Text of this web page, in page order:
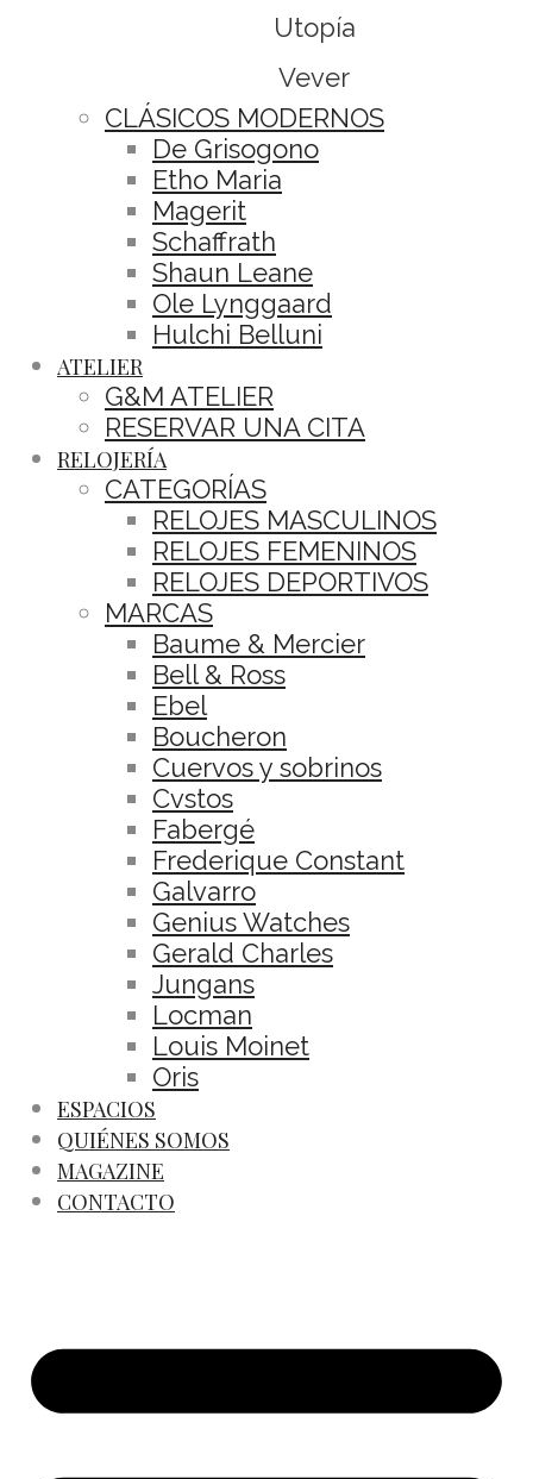
Utopía
Vever
CLÁSICOS MODERNOS
De Grisogono
Etho Maria
Magerit
Schaffrath
Shaun Leane
Ole Lynggaard
Hulchi Belluni
ATELIER
G&M ATELIER
RESERVAR UNA CITA
RELOJERÍA
CATEGORÍAS
RELOJES MASCULINOS
RELOJES FEMENINOS
RELOJES DEPORTIVOS
MARCAS
Baume & Mercier
Bell & Ross
Ebel
Boucheron
Cuervos y sobrinos
Cvstos
Fabergé
Frederique Constant
Galvarro
Genius Watches
Gerald Charles
Jungans
Locman
Louis Moinet
Oris
ESPACIOS
QUIÉNES SOMOS
MAGAZINE
CONTACTO